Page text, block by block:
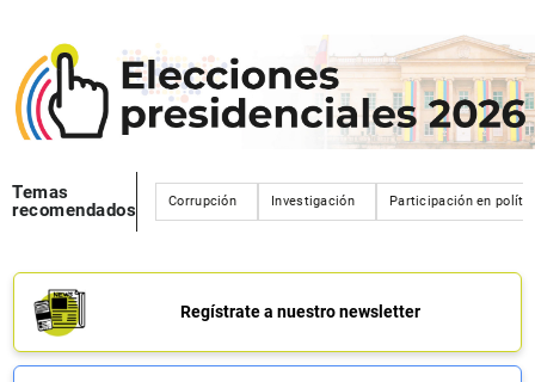
Temas
recomendados
Corrupción Investigación Participación en
Regístrate a nuestro newsletter